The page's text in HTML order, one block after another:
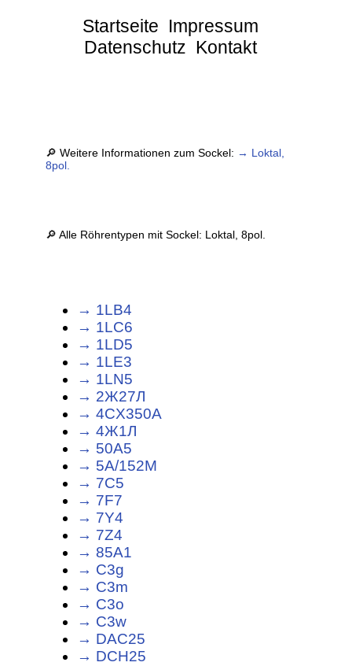
Startseite Impressum
Datenschutz Kontakt
🔎 Weitere Informationen zum Sockel: → Loktal,
8pol.
🔎 Alle Röhrentypen mit Sockel: Loktal, 8pol.
→ 1LB4
→ 1LC6
→ 1LD5
→ 1LE3
→ 1LN5
→ 2Ж27Л
→ 4CX350A
→ 4Ж1Л
→ 50A5
→ 5A/152M
→ 7C5
→ 7F7
→ 7Y4
→ 7Z4
→ 85A1
→ C3g
→ C3m
→ C3o
→ C3w
→ DAC25
→ DCH25